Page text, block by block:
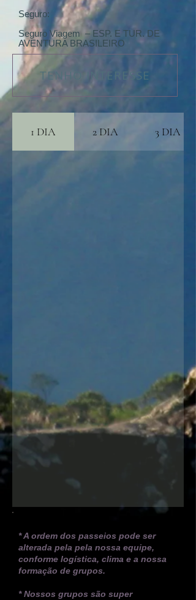
Seguro:
Seguro Viagem – ESP. E TUR. DE
AVENTURA BRASILEIRO
TENHO INTERESSE
1 DIA 2 DIA 3 DIA
* A ordem dos passeios pode ser
alterada pela pela nossa equipe,
conforme logística, clima e a nossa
formação de grupos.
* Nossos grupos são super